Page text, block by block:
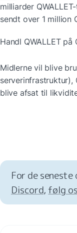
milliarder
sendt over 1 million
Handl QWALLET på
Midlerne vil blive
serverinfrastruktur),
blive afsat til
For de
Discord, følg